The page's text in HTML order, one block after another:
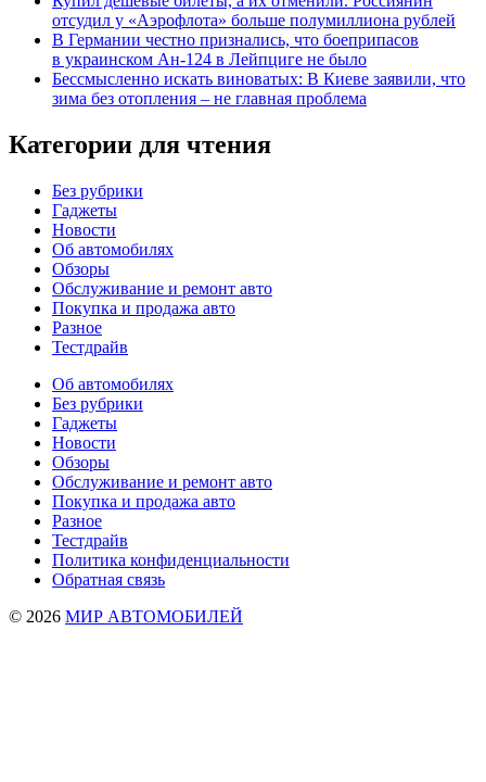
отсудил у «Аэрофлота» больше полумиллиона рублей
В Германии честно признались, что боеприпасов
в украинском Ан-124 в Лейпциге не было
Бессмысленно искать виноватых: В Киеве заявили, что
зима без отопления – не главная проблема
Категории для чтения
Без рубрики
Гаджеты
Новости
Об автомобилях
Обзоры
Обслуживание и ремонт авто
Покупка и продажа авто
Разное
Тестдрайв
Об автомобилях
Без рубрики
Гаджеты
Новости
Обзоры
Обслуживание и ремонт авто
Покупка и продажа авто
Разное
Тестдрайв
Политика конфиденциальности
Обратная связь
© 2026 МИР АВТОМОБИЛЕЙ